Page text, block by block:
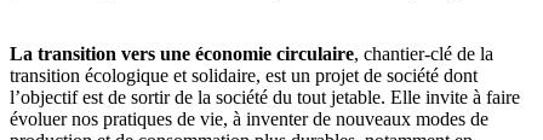
La transition vers une économie circulaire, chantier-clé de la
transition écologique et solidaire, est un projet de société dont
l’objectif est de sortir de la société du tout jetable. Elle invite à faire
évoluer nos pratiques de vie, à inventer de nouveaux modes de